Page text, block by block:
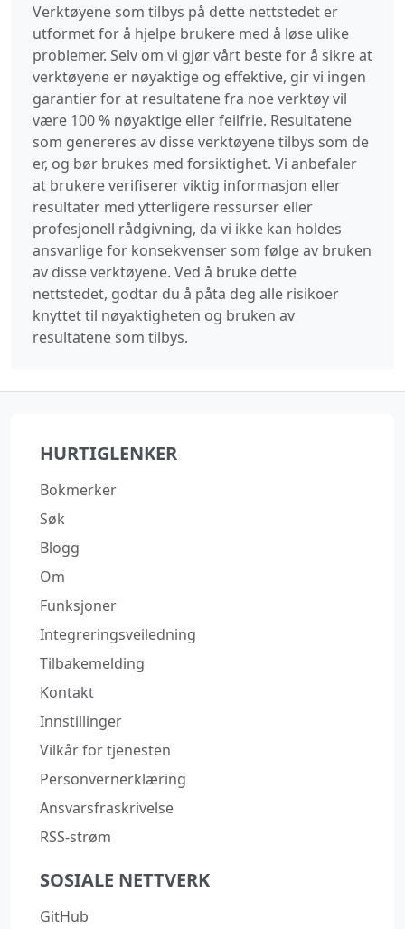
Verktøyene som tilbys på dette nettstedet er
utformet for å hjelpe brukere med å løse ulike
problemer. Selv om vi gjør vårt beste for å sikre at
verktøyene er nøyaktige og effektive, gir vi ingen
garantier for at resultatene fra noe verktøy vil
være 100 % nøyaktige eller feilfrie. Resultatene
som genereres av disse verktøyene tilbys som de
er, og bør brukes med forsiktighet. Vi anbefaler
at brukere verifiserer viktig informasjon eller
resultater med ytterligere ressurser eller
profesjonell rådgivning, da vi ikke kan holdes
ansvarlige for konsekvenser som følge av bruken
av disse verktøyene. Ved å bruke dette
nettstedet, godtar du å påta deg alle risikoer
knyttet til nøyaktigheten og bruken av
resultatene som tilbys.
HURTIGLENKER
Bokmerker
Søk
Blogg
Om
Funksjoner
Integreringsveiledning
Tilbakemelding
Kontakt
Innstillinger
Vilkår for tjenesten
Personvernerklæring
Ansvarsfraskrivelse
RSS-strøm
SOSIALE NETTVERK
GitHub